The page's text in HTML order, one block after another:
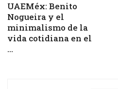
UAEMéx: Benito
Nogueira y el
minimalismo de la
vida cotidiana en el
...